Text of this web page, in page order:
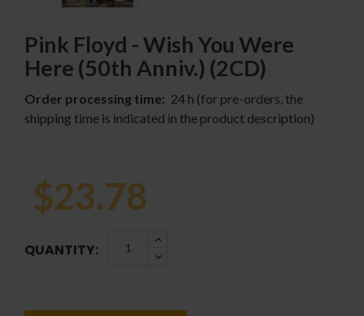
Pink Floyd - Wish You Were
Here (50th Anniv.) (2CD)
Order processing time: 24 h (for pre-orders, the
shipping time is indicated in the product description)
$23.78
QUANTITY: